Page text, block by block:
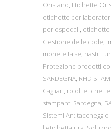
Oristano, Etichette
etichette per
per ospedali, etichette
Gestione delle code,
monete false, nastri
Protezione prodotti
SARDEGNA, RFID
Cagliari, rotoli etichette
stampanti Sardegna,
Sistemi Antitaccheggio